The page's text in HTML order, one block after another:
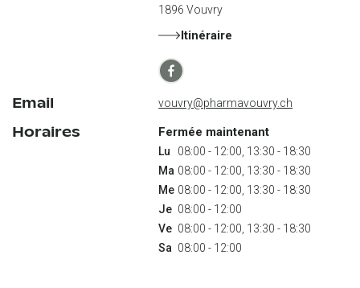
1896 Vouvry
Itinéraire
Email vouvry@pharmavouvry.ch
Horaires Fermée maintenant
Lu
Ma
Me
Je
Ve
Sa 08:00 - 12:00